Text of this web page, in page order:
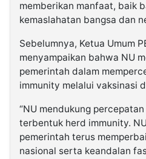
memberikan manfaat, baik
kemaslahatan bangsa dan
Sebelumnya, Ketua Umum
menyampaikan bahwa NU
pemerintah dalam
immunity melalui vaksinasi
“NU mendukung
terbentuk herd immunity.
pemerintah terus
nasional serta keandalan